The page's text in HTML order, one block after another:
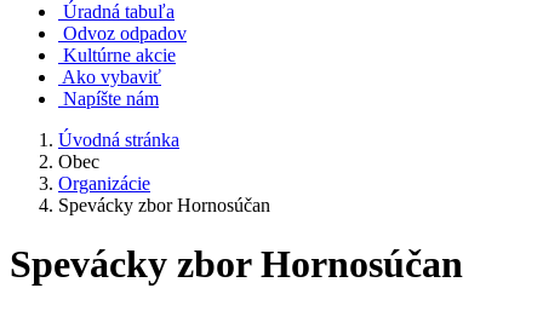
Úradná tabuľa
Odvoz odpadov
Kultúrne akcie
Ako vybaviť
Napíšte nám
Úvodná stránka
Obec
Organizácie
Spevácky zbor Hornosúčan
Spevácky zbor Hornosúčan